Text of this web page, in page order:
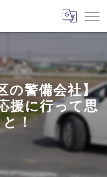
の警備会社】
援に行って思
と！